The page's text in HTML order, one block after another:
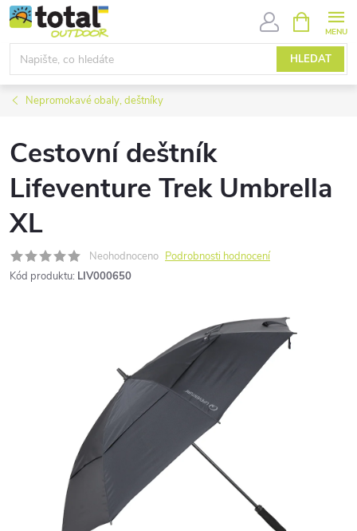
Přejít
na
obsah
HLEDAT
NÁKUPNÍ
KOŠÍK
Nepromokavé obaly, deštníky
Cestovní deštník
Lifeventure Trek Umbrella
XL
Neohodnoceno Podrobnosti hodnocení
Kód produktu: LIV000650